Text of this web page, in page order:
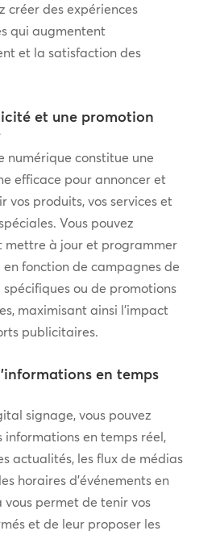
créer des expériences
qui augmentent
et la satisfaction des
et une promotion
numérique constitue une
efficace pour annoncer et
vos produits, vos services et
Vous pouvez
mettre à jour et programmer
en fonction de campagnes de
ou de promotions
maximisant ainsi l’impact
publicitaires.
en temps
signage, vous pouvez
informations en temps réel,
actualités, les flux de médias
horaires d’événements en
vous permet de tenir vos
et de leur proposer les